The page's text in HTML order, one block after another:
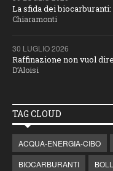
La sfida dei
Chiaramonti
30 LUGLIO 2026
Raffinazione non vuol
D’Aloisi
TAG CLOUD
ACQUA-ENERGIA-CIBO
BIOCARBURANTI